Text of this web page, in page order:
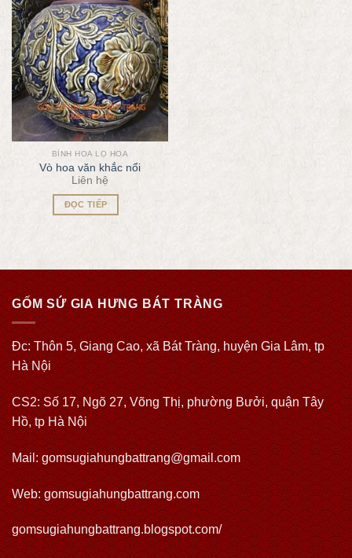
BÌNH HOA LỌ HOA
Vò hoa văn khắc nổi
Liên hệ
ĐỌC TIẾP
GỐM SỨ GIA HƯNG BÁT TRÀNG
Đc: Thôn 5, Giang Cao, xã Bát Tràng, huyện Gia Lâm, tp
Hà Nội
CS2: Số 17, Ngõ 27, Võng Thị, phường Bưởi, quận Tây
Hồ, tp Hà Nội
Mail: gomsugiahungbattrang@gmail.com
Web:gomsugiahungbattrang.com
gomsugiahungbattrang.blogspot.com/